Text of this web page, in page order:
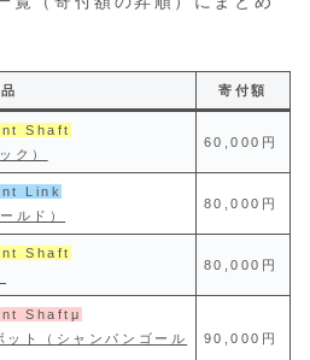
寄付額
Shaft
ク）
60,000円
Link
ルド）
80,000円
Shaft
80,000円
Shaftμ
ト（シャンパンゴール
90,000円